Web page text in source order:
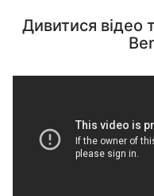
Дивитися відео